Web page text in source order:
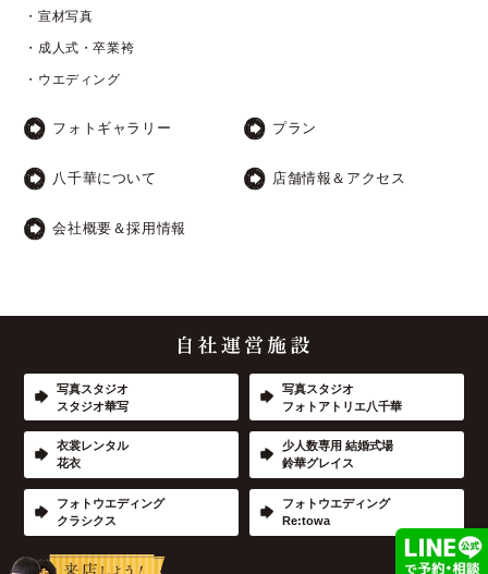
・宣材写真
・成人式・卒業袴
・ウエディング
フォトギャラリー プラン
八千華について 店舗情報＆アクセス
会社概要＆採用情報
写真スタジオ
スタジオ華写
写真スタジオ
フォトアトリエ八千華
衣裳レンタル
花衣
少人数専用 結婚式場
鈴華グレイス
フォトウエディング
クラシクス
フォトウエディング
Re:towa